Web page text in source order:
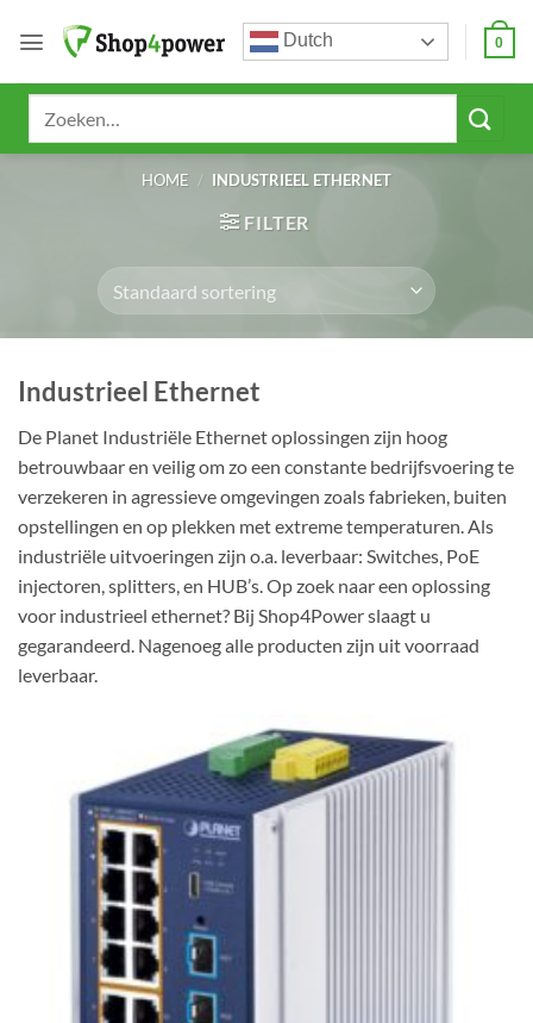
naar
Dutch 0
HOME / INDUSTRIEEL ETHERNET
FILTER
Industrieel Ethernet
De Planet Industriële Ethernet oplossingen zijn hoog
betrouwbaar en veilig om zo een constante bedrijfsvoering te
verzekeren in agressieve omgevingen zoals fabrieken, buiten
opstellingen en op plekken met extreme temperaturen. Als
industriële uitvoeringen zijn o.a. leverbaar: Switches, PoE
injectoren, splitters, en HUB’s. Op zoek naar een oplossing
voor industrieel ethernet? Bij Shop4Power slaagt u
gegarandeerd. Nagenoeg alle producten zijn uit voorraad
leverbaar.